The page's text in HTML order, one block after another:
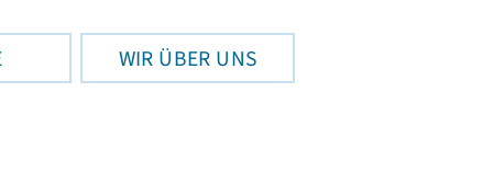
WIR ÜBER UNS